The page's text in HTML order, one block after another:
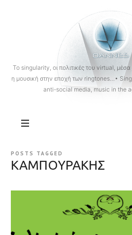
To singularity, οι πολιτικές του virtual, μέσα
η μουσική στην εποχή των ringtones…•
anti-social media, music in the
POSTS TAGGED
ΚΑΜΠΟΥΡΑΚΗΣ